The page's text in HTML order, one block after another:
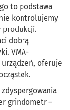
to podstawa
kontrolujemy
produkcji.
dobrą
VMA-
oferuje
grindometr –